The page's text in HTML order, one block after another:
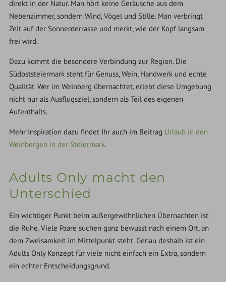
direkt in der Natur. Man hört keine Geräusche aus dem
Nebenzimmer, sondern Wind, Vögel und Stille. Man verbringt
Zeit auf der Sonnenterrasse und merkt, wie der Kopf langsam
frei wird.
Dazu kommt die besondere Verbindung zur Region. Die
Südoststeiermark steht für Genuss, Wein, Handwerk und echte
Qualität. Wer im Weinberg übernachtet, erlebt diese Umgebung
nicht nur als Ausflugsziel, sondern als Teil des eigenen
Aufenthalts.
Mehr Inspiration dazu findet Ihr auch im Beitrag Urlaub in den
Weinbergen in der Steiermark.
Adults Only macht den
Unterschied
Ein wichtiger Punkt beim außergewöhnlichen Übernachten ist
die Ruhe. Viele Paare suchen ganz bewusst nach einem Ort, an
dem Zweisamkeit im Mittelpunkt steht. Genau deshalb ist ein
Adults Only Konzept für viele nicht einfach ein Extra, sondern
ein echter Entscheidungsgrund.